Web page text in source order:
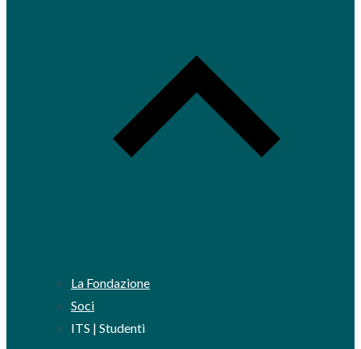
La Fondazione
Soci
ITS | Studenti